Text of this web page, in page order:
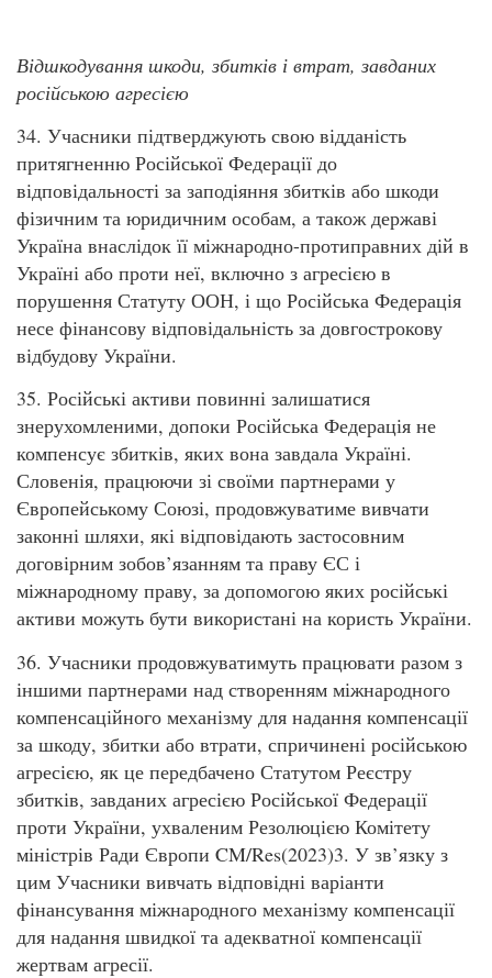
Відшкодування шкоди, збитків і втрат, завданих
російською агресією
34. Учасники підтверджують свою відданість
притягненню Російської Федерації до
відповідальності за заподіяння збитків або шкоди
фізичним та юридичним особам, а також державі
Україна внаслідок її міжнародно-протиправних дій в
Україні або проти неї, включно з агресією в
порушення Статуту ООН, і що Російська Федерація
несе фінансову відповідальність за довгострокову
відбудову України.
35. Російські активи повинні залишатися
знерухомленими, допоки Російська Федерація не
компенсує збитків, яких вона завдала Україні.
Словенія, працюючи зі своїми партнерами у
Європейському Союзі, продовжуватиме вивчати
законні шляхи, які відповідають застосовним
договірним зобов’язанням та праву ЄС і
міжнародному праву, за допомогою яких російські
активи можуть бути використані на користь України.
36. Учасники продовжуватимуть працювати разом з
іншими партнерами над створенням міжнародного
компенсаційного механізму для надання компенсації
за шкоду, збитки або втрати, спричинені російською
агресією, як це передбачено Статутом Реєстру
збитків, завданих агресією Російської Федерації
проти України, ухваленим Резолюцією Комітету
міністрів Ради Європи CM/Res(2023)3. У зв’язку з
цим Учасники вивчать відповідні варіанти
фінансування міжнародного механізму компенсації
для надання швидкої та адекватної компенсації
жертвам агресії.